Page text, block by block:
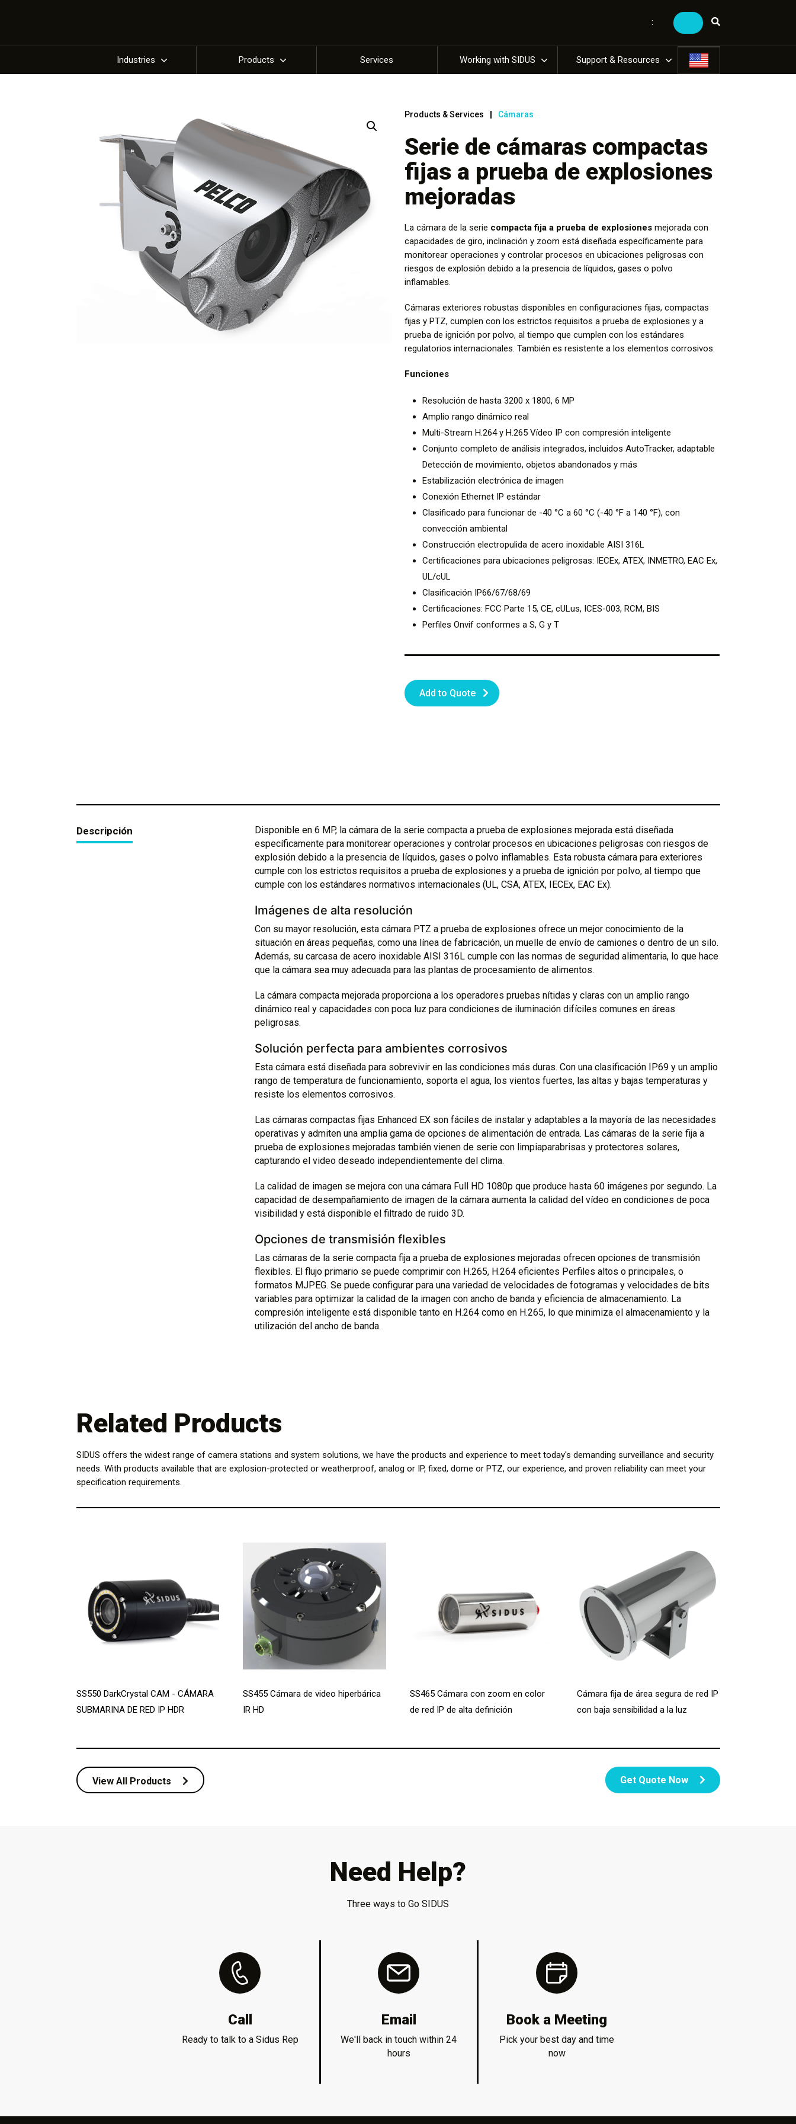
:
Industries Products Services Working with SIDUS Support & Resources
Products & Services Cámaras
Serie de cámaras compactas
fijas a prueba de explosiones
mejoradas
La cámara de la serie compacta fija a prueba de explosionesmejorada con
capacidades de giro, inclinación y zoom está diseñada específicamente para
monitorear operaciones y controlar procesos en ubicaciones peligrosas con
riesgos de explosión debido a la presencia de líquidos, gases o polvo
inflamables.
Cámaras exteriores robustas disponibles en configuraciones fijas, compactas
fijas y PTZ, cumplen con los estrictos requisitos a prueba de explosiones y a
prueba de ignición por polvo, al tiempo que cumplen con los estándares
regulatorios internacionales. También es resistente a los elementos corrosivos.
Funciones
Resolución de hasta 3200 x 1800, 6 MP
Amplio rango dinámico real
Multi-Stream H.264 y H.265 Vídeo IP con compresión inteligente
Conjunto completo de análisis integrados, incluidos AutoTracker, adaptable
Detección de movimiento, objetos abandonados y más
Estabilización electrónica de imagen
Conexión Ethernet IP estándar
Clasificado para funcionar de -40 °C a 60 °C (-40 °F a 140 °F), con
convección ambiental
Construcción electropulida de acero inoxidable AISI 316L
Certificaciones para ubicaciones peligrosas: IECEx, ATEX, INMETRO, EAC Ex,
UL/cUL
Clasificación IP66/67/68/69
Certificaciones: FCC Parte 15, CE, cULus, ICES-003, RCM, BIS
Perfiles Onvif conformes a S, G y T
Add to Quote
Descripción
Disponible en 6 MP, la cámara de la serie compacta a prueba de explosiones mejorada está diseñada
específicamente para monitorear operaciones y controlar procesos en ubicaciones peligrosas con riesgos de
explosión debido a la presencia de líquidos, gases o polvo inflamables. Esta robusta cámara para exteriores
cumple con los estrictos requisitos a prueba de explosiones y a prueba de ignición por polvo, al tiempo que
cumple con los estándares normativos internacionales (UL, CSA, ATEX, IECEx, EAC Ex).
Imágenes de alta resolución
Con su mayor resolución, esta cámara PTZ a prueba de explosiones ofrece un mejor conocimiento de la
situación en áreas pequeñas, como una línea de fabricación, un muelle de envío de camiones o dentro de un silo.
Además, su carcasa de acero inoxidable AISI 316L cumple con las normas de seguridad alimentaria, lo que hace
que la cámara sea muy adecuada para las plantas de procesamiento de alimentos.
La cámara compacta mejorada proporciona a los operadores pruebas nítidas y claras con un amplio rango
dinámico real y capacidades con poca luz para condiciones de iluminación difíciles comunes en áreas
peligrosas.
Solución perfecta para ambientes corrosivos
Esta cámara está diseñada para sobrevivir en las condiciones más duras. Con una clasificación IP69 y un amplio
rango de temperatura de funcionamiento, soporta el agua, los vientos fuertes, las altas y bajas temperaturas y
resiste los elementos corrosivos.
Las cámaras compactas fijas Enhanced EX son fáciles de instalar y adaptables a la mayoría de las necesidades
operativas y admiten una amplia gama de opciones de alimentación de entrada. Las cámaras de la serie fija a
prueba de explosiones mejoradas también vienen de serie con limpiaparabrisas y protectores solares,
capturando el video deseado independientemente del clima.
La calidad de imagen se mejora con una cámara Full HD 1080p que produce hasta 60 imágenes por segundo. La
capacidad de desempañamiento de imagen de la cámara aumenta la calidad del vídeo en condiciones de poca
visibilidad y está disponible el filtrado de ruido 3D.
Opciones de transmisión flexibles
Las cámaras de la serie compacta fija a prueba de explosiones mejoradas ofrecen opciones de transmisión
flexibles. El flujo primario se puede comprimir con H.265, H.264 eficientes Perfiles altos o principales, o
formatos MJPEG. Se puede configurar para una variedad de velocidades de fotogramas y velocidades de bits
variables para optimizar la calidad de la imagen con ancho de banda y eficiencia de almacenamiento. La
compresión inteligente está disponible tanto en H.264 como en H.265, lo que minimiza el almacenamiento y la
utilización del ancho de banda.
Related Products
SIDUS offers the widest range of camera stations and system solutions, we have the products and experience to meet today's demanding surveillance and security
needs. With products available that are explosion-protected or weatherproof, analog or IP, fixed, dome or PTZ, our experience, and proven reliability can meet your
specification requirements.
SS550 DarkCrystal CAM - CÁMARA
SUBMARINA DE RED IP HDR
SS455 Cámara de video hiperbárica
IR HD
SS465 Cámara con zoom en color
de red IP de alta definición
Cámara fija de área segura de red IP
con baja sensibilidad a la luz
View All Products Get Quote Now
Need Help?
Three ways to Go SIDUS
Call
Ready to talk to a Sidus Rep
Email
We'll back in touch within 24
hours
Book a Meeting
Pick your best day and time
now